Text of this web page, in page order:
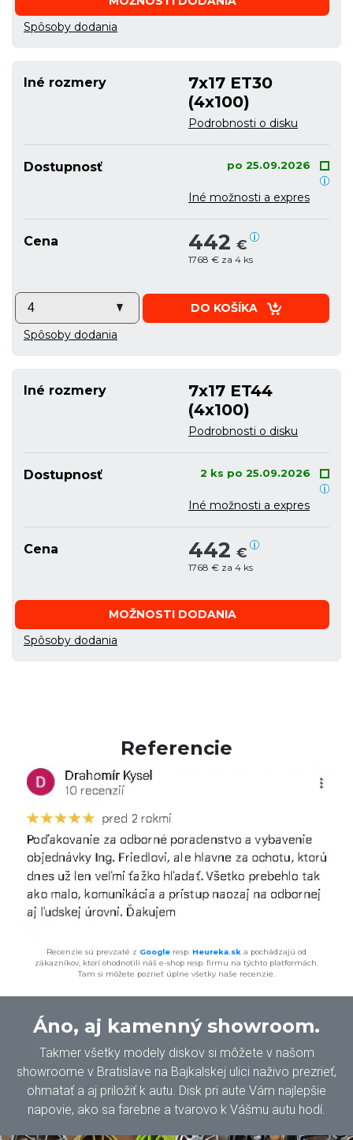
Spôsoby dodania
Iné rozmery
7x17 ET30
(4x100)
Podrobnosti o disku
Dostupnosť po 25.09.2026
Iné možnosti a expres
Cena 442 €
1768 € za 4 ks
DO KOŠÍKA
Spôsoby dodania
Iné rozmery
7x17 ET44
(4x100)
Podrobnosti o disku
Dostupnosť 2 ks po 25.09.2026
Iné možnosti a expres
Cena 442 €
1768 € za 4 ks
MOŽNOSTI DODANIA
Spôsoby dodania
Referencie
Recenzie sú prevzaté z Google resp. Heureka.sk a pochádzajú od
zákazníkov, ktorí ohodnotili náš e-shop resp. firmu na týchto platformách.
Tam si môžete pozrieť úplne všetky naše recenzie.
Áno, aj kamenný showroom.
Takmer všetky modely diskov si môžete v našom
showroome v Bratislave na Bajkalskej ulici naživo prezrieť,
ohmatať a aj priložiť k autu. Disk pri aute Vám najlepšie
napovie, ako sa farebne a tvarovo k Vášmu autu hodí.